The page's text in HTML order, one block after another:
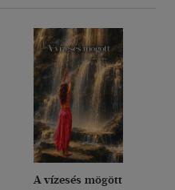
A vízesés mögött